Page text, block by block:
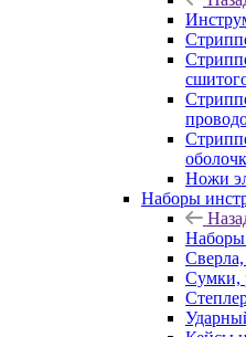
Ножи
Наборы
Наборы
Сумки,